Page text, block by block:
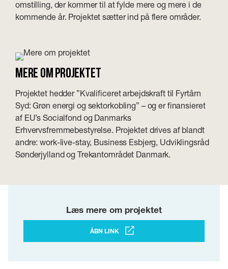
omstilling, der kommer til at fylde mere og mere i de
kommende år. Projektet sætter ind på flere områder.
Mere om projektet
Projektet hedder ”Kvalificeret arbejdskraft til Fyrtårn
Syd: Grøn energi og sektorkobling” – og er finansieret
af EU’s Socialfond og Danmarks
Erhvervsfremmebestyrelse. Projektet drives af blandt
andre: work-live-stay, Business Esbjerg, Udviklingsråd
Sønderjylland og Trekantområdet Danmark.
Læs mere om projektet
ÅBN LINK